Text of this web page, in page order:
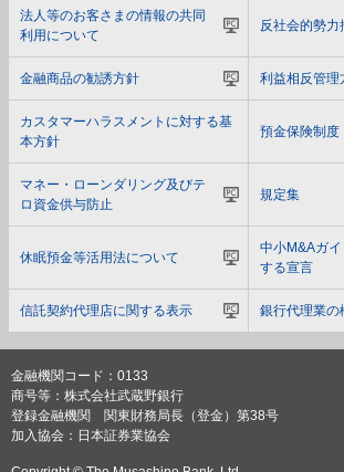
法人等のお客さまの情報の共同
利用について
反社会的勢
金融商品の勧誘方針 利益相反管理
カスタマーハラスメントに対する基
本方針
預金保険制度
マネー・ローンダリング及びテ
ロ資金供与防止
規定集
休眠預金等活用法について
中小M&Aガ
する宣言
信託契約代理店に関する表示 銀行代理業の
金融機関コード：0133
商号等：株式会社武蔵野銀行
登録金融機関 関東財務局長（登金）第38号
加入協会：日本証券業協会